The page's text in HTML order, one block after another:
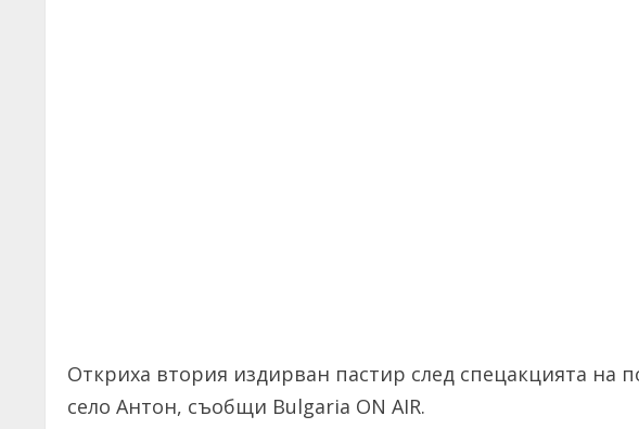
Откриха втория издирван пастир след спецакцията на
село Антон, съобщи Bulgaria ON AIR.